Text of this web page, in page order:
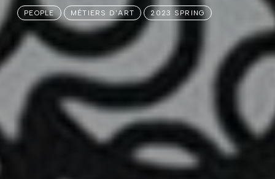
PEOPLE MÉTIERS D'ART 2023 SPRING